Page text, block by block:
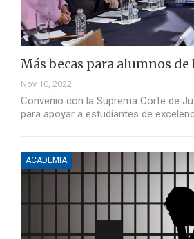
Más becas para alumnos de
Nov 10, 2022
Convenio con la Suprema Corte de
para apoyar a estudiantes de
ACADEMIA